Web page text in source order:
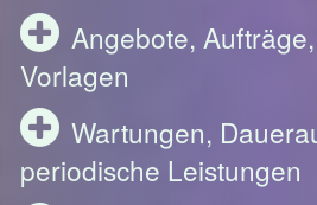
Angebote,
Vorlagen
Wartungen,
periodische Leistungen